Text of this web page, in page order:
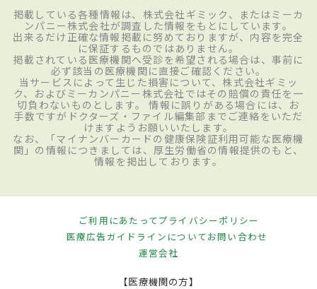
掲載している各種情報は、株式会社ギミック、またはミーカ
ンパニー株式会社が調査した情報をもとにしています。
出来るだけ正確な情報掲載に努めておりますが、内容を完全
に保証するものではありません。
掲載されている医療機関へ受診を希望される場合は、事前に
必ず該当の医療機関に直接ご確認ください。
当サービスによって生じた損害について、株式会社ギミッ
ク、およびミーカンパニー株式会社ではその賠償の責任を一
切負わないものとします。 情報に誤りがある場合には、お
手数ですがドクターズ・ファイル編集部までご連絡をいただ
けますようお願いいたします。
なお、「マイナンバーカードの健康保険証利用可能な医療機
関」の情報につきましては、厚生労働省の情報提供のもと、
情報を掲出しております。
ご利用にあたってプライバシーポリシー
医療広告ガイドラインについてお問い合わせ
運営会社
【医療機関の方】